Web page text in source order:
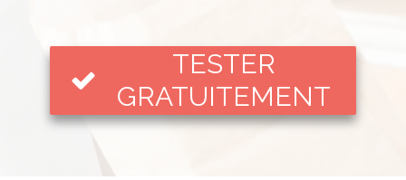
TESTER
GRATUITEMENT